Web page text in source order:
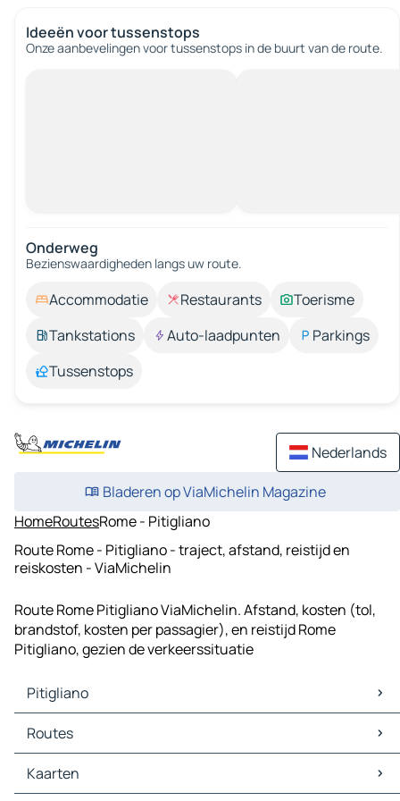
Ideeën voor tussenstops
Onze aanbevelingen voor tussenstops in de buurt van de route.
Onderweg
Bezienswaardigheden langs uw route.
Accommodatie Restaurants
Toerisme
Tankstations
Auto-laadpunten
Parkings
Tussenstops
Nederlands
Bladeren op ViaMichelin Magazine
HomeRoutesRome - Pitigliano
Route Rome - Pitigliano - traject, afstand, reistijd en
reiskosten - ViaMichelin
Route Rome Pitigliano ViaMichelin. Afstand, kosten (tol,
brandstof, kosten per passagier), en reistijd Rome
Pitigliano, gezien de verkeerssituatie
Pitigliano
Pitigliano Kaarten
Pitigliano Verkeer
Pitigliano Hotels
Pitigliano Restaurants
Routes
Routes Pitigliano - Orvieto
Routes Pitigliano - Montefiascone
Kaarten